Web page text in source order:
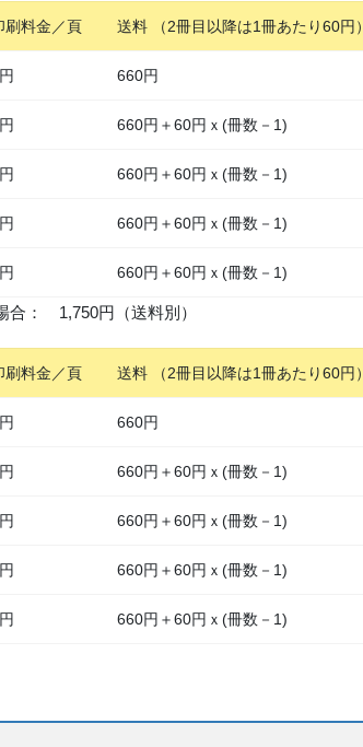
刷料金／頁 送料 （2冊目以降は1冊あたり60円）
660円
660円＋60円ｘ(冊数－1)
660円＋60円ｘ(冊数－1)
660円＋60円ｘ(冊数－1)
660円＋60円ｘ(冊数－1)
： 1,750円（送料別）
刷料金／頁 送料 （2冊目以降は1冊あたり60円）
660円
660円＋60円ｘ(冊数－1)
660円＋60円ｘ(冊数－1)
660円＋60円ｘ(冊数－1)
660円＋60円ｘ(冊数－1)